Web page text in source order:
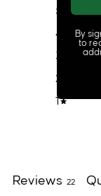
5
4
3
2
1
Reviews 22
By
to